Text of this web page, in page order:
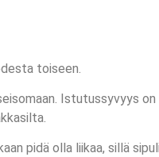
toiseen.
Istutussyvyys
pidä olla liikaa, sillä